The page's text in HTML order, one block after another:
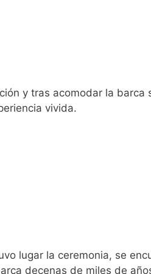
y tras acomodar la barca
vivida.
lugar la ceremonia, se
decenas de miles de